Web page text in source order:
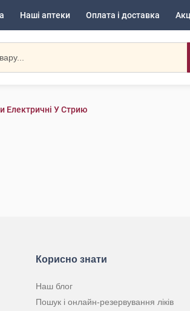
Наші аптеки Оплата і доставка
Електричні У Стрию
Корисно знати
Наш блог
Пошук і онлайн-резервування ліків